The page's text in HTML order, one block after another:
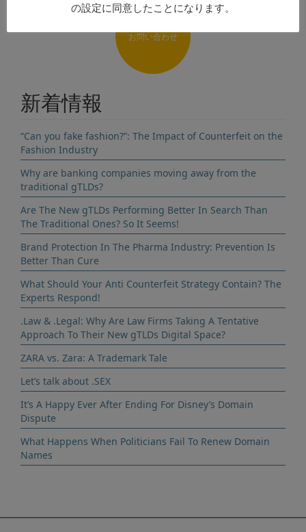
お問い合わせ
新着情報
“Can you fake fashion?”: The Impact of Counterfeit on the
Fashion Industry
Why are banking companies moving away from the
traditional gTLDs?
Are The New gTLDs Performing Better In Search Than
The Traditional Ones? So It Seems!
Brand Protection In The Pharma Industry: Prevention Is
Better Than Cure
What Should Your Anti Counterfeit Strategy Contain? The
Experts Respond!
.Law & .Legal: Why Are Law Firms Taking A Tentative
Approach To Their New gTLDs Digital Space?
ZARA vs. Zara: A Trademark Tale
Let’s talk about .SEX
It’s A Happy Ever After Ending For Disney’s Domain
Dispute
What Happens When Politicians Fail To Renew Domain
Names
の設定に同意したことになります。